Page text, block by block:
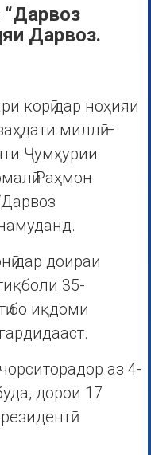
“Дарвоз
Дарвоз.
корӣ дар ноҳияи
миллӣ –
Ҷумҳурии
Раҳмон
дар доираи
35-
бо иқдоми
аз 4-
дорои 17